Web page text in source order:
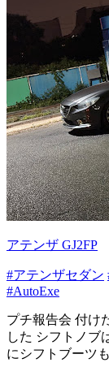
アテンザ GJ2FP
#アテンザセダン
#AutoExe
プチ報告会 付け
した シフトノブ
にシフトブーツ